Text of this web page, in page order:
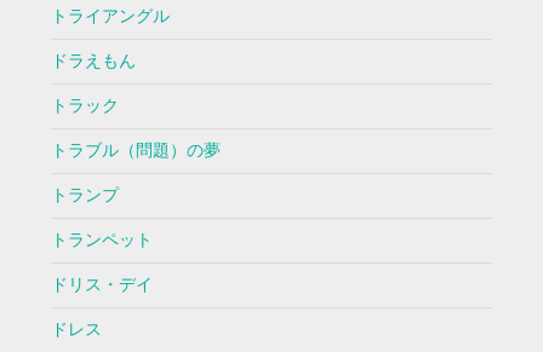
トライアングル
ドラえもん
トラック
トラブル（問題）の夢
トランプ
トランペット
ドリス・デイ
ドレス